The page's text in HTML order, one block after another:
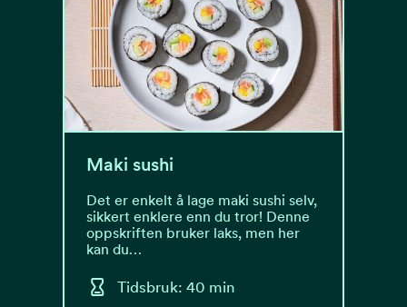
Maki sushi
Det er enkelt å lage maki sushi selv,
sikkert enklere enn du tror! Denne
oppskriften bruker laks, men her
kan du…
Tidsbruk: 40 min